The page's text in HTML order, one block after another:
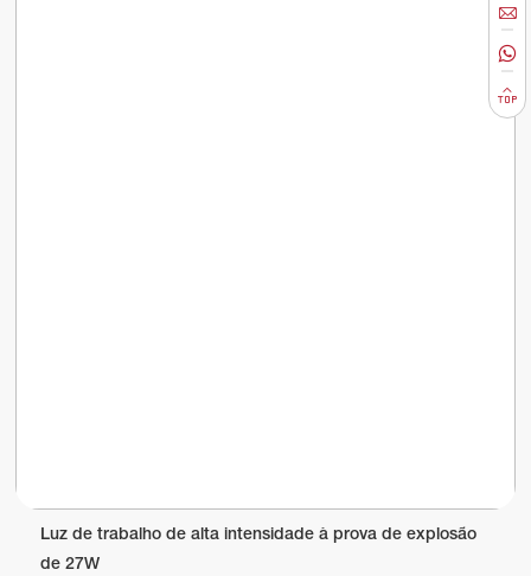
Luz de trabalho de alta intensidade à prova de explosão
de 27W